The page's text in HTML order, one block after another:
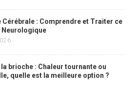
Cérébrale : Comprendre et Traiter ce
Neurologique
brioche : Chaleur tournante ou
quelle est la meilleure option ?